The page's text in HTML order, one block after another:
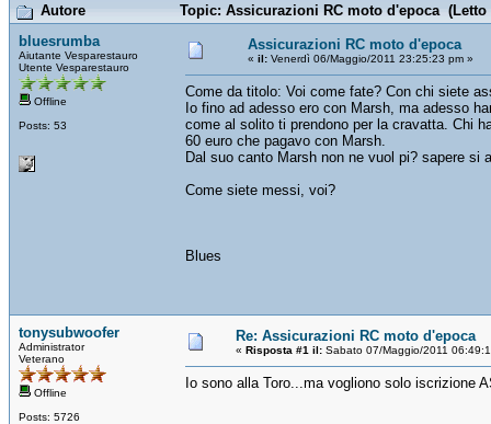
Autore
Topic: Assicurazioni RC moto d'epoca (Letto
bluesrumba
Aiutante Vesparestauro
Utente Vesparestauro
Offline
Posts: 53
Assicurazioni RC moto d'epoca
« il: Venerdì 06/Maggio/2011 23:25:23 pm »
Come da titolo: Voi come fate? Con chi siete
Io fino ad adesso ero con Marsh, ma adesso
come al solito ti prendono per la cravatta. Chi
60 euro che pagavo con Marsh.
Dal suo canto Marsh non ne vuol pi? sapere si
Come siete messi, voi?
Blues
tonysubwoofer
Administrator
Veterano
Offline
Posts: 5726
Re: Assicurazioni RC moto d'epoca
« Risposta #1 il: Sabato 07/Maggio/2011
Io sono alla Toro...ma vogliono solo iscrizione